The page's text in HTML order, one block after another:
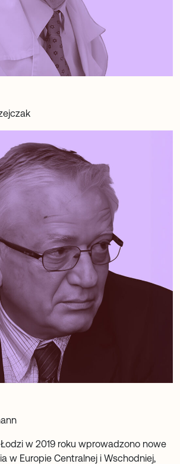
w 2019 roku wprowadzono nowe
w Europie Centralnej i Wschodniej,